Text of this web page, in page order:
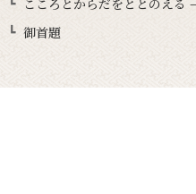
御首題